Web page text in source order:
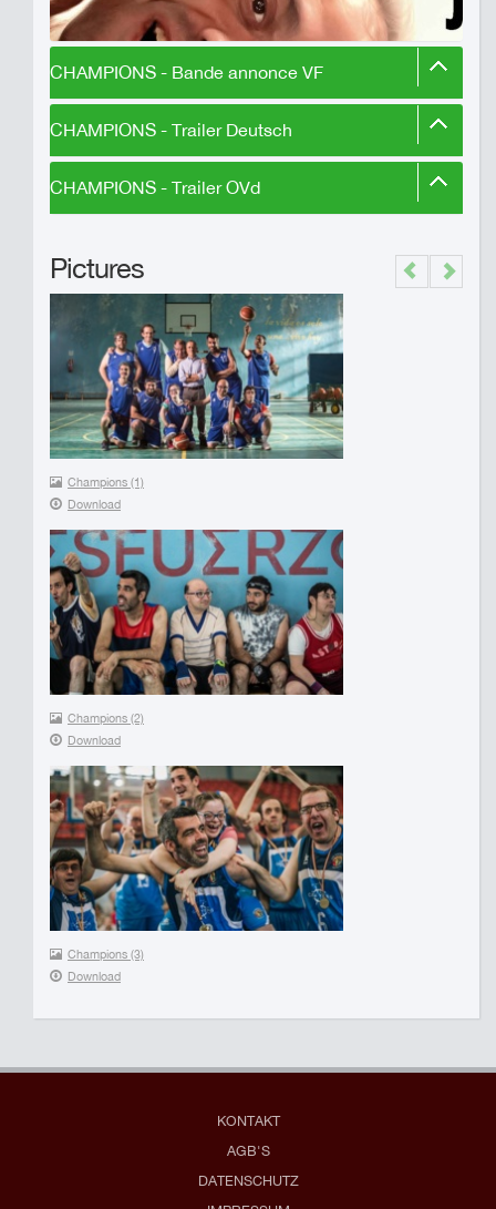
CHAMPIONS - Bande annonce VF
CHAMPIONS - Trailer Deutsch
CHAMPIONS - Trailer OVd
Pictures
Champions (1)
Download
Champions (2)
Download
Champions (3)
Download
Previous
Next
KONTAKT
AGB'S
DATENSCHUTZ